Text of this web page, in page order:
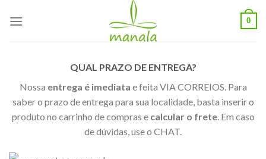
0
QUAL PRAZO DE ENTREGA?
Nossa entrega é imediata e feita VIA CORREIOS. Para
saber o prazo de entrega para sua localidade, basta inserir o
produto no carrinho de compras e calcular o frete. Em caso
de dúvidas, use o CHAT.